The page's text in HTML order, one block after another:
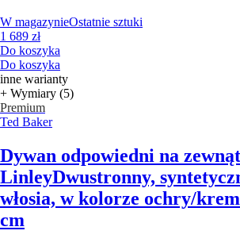
W magazynieOstatnie sztuki
1 689 zł
Do koszyka
Do koszyka
inne warianty
+ Wymiary (5)
Premium
Ted Baker
Dywan odpowiedni na
LinleyDwustronny,
włosia, w kolorze ochry/
cm